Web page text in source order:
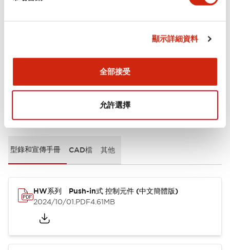
顯示詳細資料
全部接受
允許選擇
型錄和宣傳手冊 CAD檔 其他
HW系列 Push-in式 控制元件 (中文簡體版)
2024/10/01.PDF4.61MB